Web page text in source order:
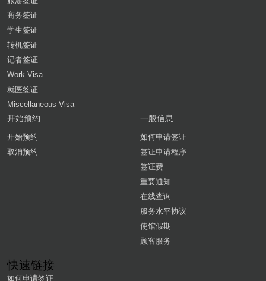
商务签证
学生签证
转机签证
记者签证
Work Visa
就医签证
Miscellaneous Visa
开始预约
开始预约
取消预约
一般信息
如何申请签证
签证申请程序
签证费
重要通知
在线查询
服务水平协议
使馆假期
顾客服务
快速链接
如何申请签证